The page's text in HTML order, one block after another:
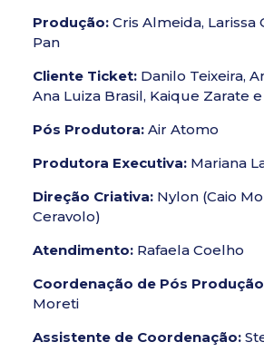
Produção:Cris Almeida, Larissa
Pan
Cliente Ticket: Danilo Teixeira,
Ana Luiza Brasil, ​​Kaique Zarate
Pós Produtora:Air Atomo
Produtora Executiva: Mariana
Direção Criativa: Nylon (Caio
Ceravolo)
Atendimento: Rafaela Coelho
Coordenação de Pós
Moreti
Assistente de Coordenação: